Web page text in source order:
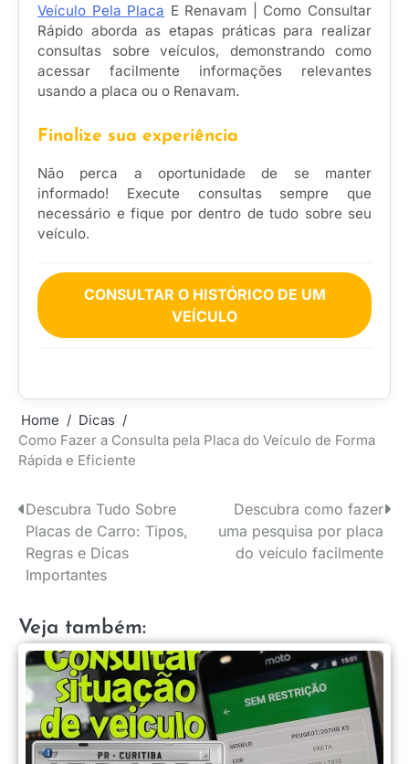
Veículo Pela Placa E Renavam | Como Consultar
Rápido aborda as etapas práticas para realizar
consultas sobre veículos, demonstrando como
acessar facilmente informações relevantes
usando a placa ou o Renavam.
Finalize sua experiência
Não perca a oportunidade de se manter
informado! Execute consultas sempre que
necessário e fique por dentro de tudo sobre seu
veículo.
CONSULTAR O HISTÓRICO DE UM
VEÍCULO
Home
Dicas
Como Fazer a Consulta pela Placa do Veículo de Forma
Rápida e Eficiente
Navegação
de
Post
Descubra Tudo Sobre
Placas de Carro: Tipos,
Regras e Dicas
Importantes
Descubra como fazer
uma pesquisa por placa
do veículo facilmente
Veja também: